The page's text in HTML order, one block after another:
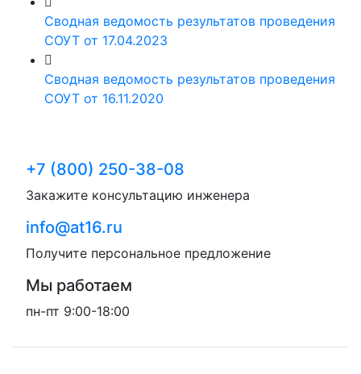
Сводная ведомость результатов проведения
СОУТ от 17.04.2023
Сводная ведомость результатов проведения
СОУТ от 16.11.2020
+7 (800) 250-38-08
Закажите консультацию инженера
info@at16.ru
Получите персональное предложение
Мы работаем
пн-пт 9:00-18:00